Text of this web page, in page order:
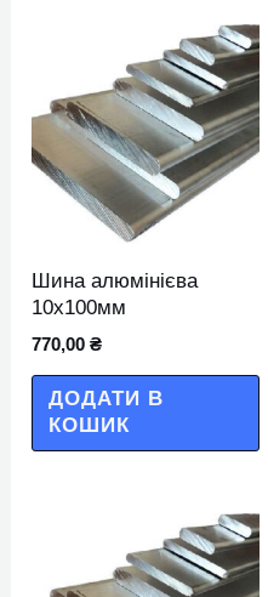
Шина алюмінієва
10х100мм
770,00₴
ДОДАТИ В
КОШИК